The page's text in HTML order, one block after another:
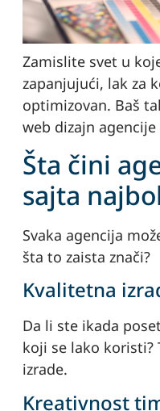
Zamislite svet u
zapanjujući, lak za
optimizovan. Baš
web dizajn
Šta čini
sajta
Svaka agencija
šta to zaista znači?
Kvalitetna
Da li ste ikada
koji se lako
izrade.